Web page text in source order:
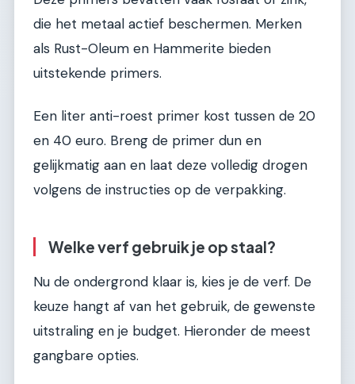
die het metaal actief beschermen. Merken
als Rust-Oleum en Hammerite bieden
uitstekende primers.
Een liter anti-roest primer kost tussen de 20
en 40 euro. Breng de primer dun en
gelijkmatig aan en laat deze volledig drogen
volgens de instructies op de verpakking.
Welke verf gebruik je op staal?
Nu de ondergrond klaar is, kies je de verf. De
keuze hangt af van het gebruik, de gewenste
uitstraling en je budget. Hieronder de meest
gangbare opties.